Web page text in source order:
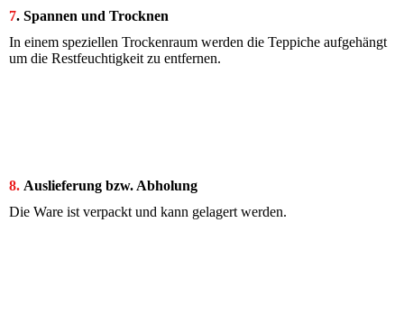
7. Spannen und Trocknen
In einem speziellen Trockenraum werden die Teppiche aufgehängt
um die Restfeuchtigkeit zu entfernen.
8. Auslieferung bzw. Abholung
Die Ware ist verpackt und kann gelagert werden.